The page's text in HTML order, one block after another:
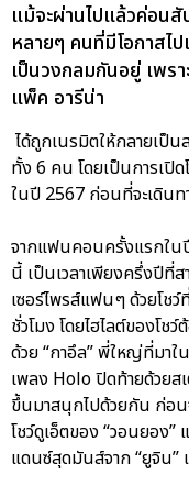
แม้จะผ่านไปแล้วค่อน
หลายๆ คนที่มีโอกาสไ
เป็นวงกลมกันอยู่ เพร
แพ็ค อารีน่า
ได้ถูกเนรมิตให้กลายเป็
ทั้ง 6 คน โดยเป็นการเปิ
ในปี 2567 ก่อนที่จะเดินท
จากแฟนคอนครั้งแรกใน
นี้ เป็นเวลาเพียงครึ่งปีที่
เซอร์ไพรส์แฟนๆ ด้วยโช
ชั่วโมง โดยไฮไลต์ของโช
ด้วย “กาอึล” พี่ใหญ่ที่มาใ
เพลง Holo ปิดท้ายด้วยส
ขึ้นมาสนุกไปด้วยกัน ก่อ
โชว์ดูเอ็ตของ “วอนยอง”
แดนซ์สุดมันส์จาก “ยูจิน”